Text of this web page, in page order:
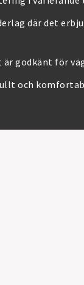
där det
godkänt för
och